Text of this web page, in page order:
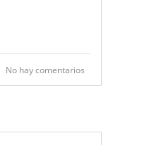
No hay comentarios